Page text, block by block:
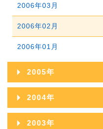
2006年03月
2006年02月
2006年01月
2005年
2005年12月
2005年11月
2004年
2004年12月
2003年